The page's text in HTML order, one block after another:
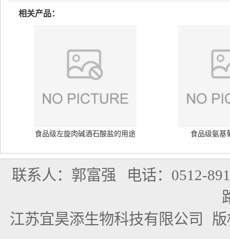
相关产品：
食品级左旋肉碱酒石酸盐的用途 食品级氨基
联系人：郭富强 电话：0512-
江苏宜昊添生物科技有限公司